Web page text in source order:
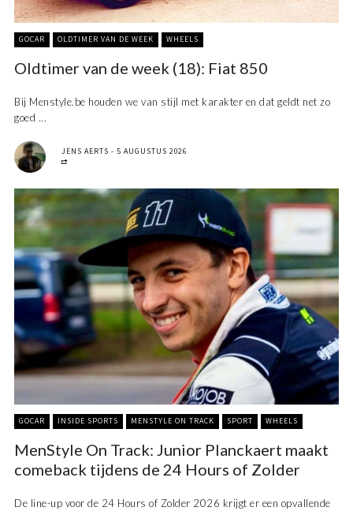
GOCAR OLDTIMER VAN DE WEEK WHEELS
Oldtimer van de week (18): Fiat 850
Bij Menstyle.be houden we van stijl met karakter en dat geldt net zo
goed ...
JENS AERTS 5 AUGUSTUS 2026
GOCAR INSIDE SPORTS MENSTYLE ON TRACK SPORT WHEELS
MenStyle On Track: Junior Planckaert maakt
comeback tijdens de 24 Hours of Zolder
De line-up voor de 24 Hours of Zolder 2026 krijgt er een opvallende